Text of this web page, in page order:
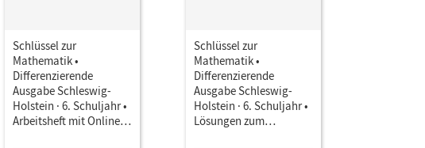
Schlüssel zur
Mathematik •
Differenzierende
Ausgabe Schleswig-
Holstein · 6. Schuljahr •
Arbeitsheft mit Online-
Schlüssel zur
Mathematik •
Differenzierende
Ausgabe Schleswig-
Holstein · 6. Schuljahr •
Lösungen zum